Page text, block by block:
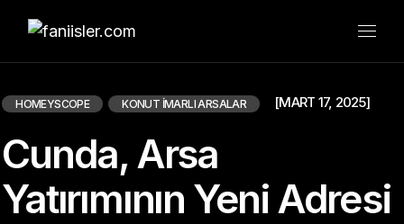
HOMEYSCOPE KONUT İMARLI ARSALAR [MART 17, 2025]
Cunda, Arsa
Yatırımının Yeni Adresi